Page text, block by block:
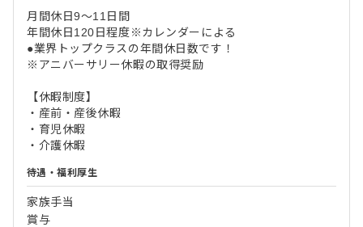
月間休日9～11日間
年間休日120日程度※カレンダーによる
●業界トップクラスの年間休日数です！
※アニバーサリー休暇の取得奨励
【休暇制度】
・産前・産後休暇
・育児休暇
・介護休暇
待遇・福利厚生
家族手当
賞与